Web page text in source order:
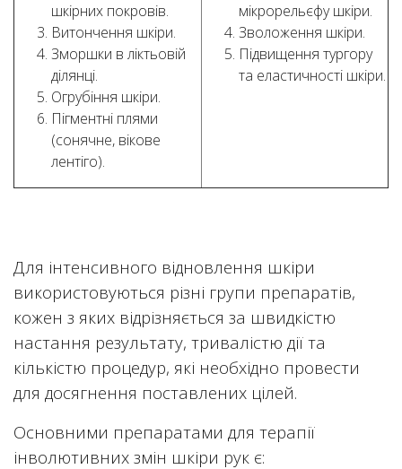
шкірних покровів.
Витончення шкіри.
Зморшки в ліктьовій
ділянці.
Огрубіння шкіри.
Пігментні плями
(сонячне, вікове
лентіго).
мікрорельєфу шкіри.
Зволоження шкіри.
Підвищення тургору
та еластичності шкіри.
Для інтенсивного відновлення шкіри
використовуються різні групи препаратів,
кожен з яких відрізняється за швидкістю
настання результату, тривалістю дії та
кількістю процедур, які необхідно провести
для досягнення поставлених цілей.
Основними препаратами для терапії
інволютивних змін шкіри рук є: